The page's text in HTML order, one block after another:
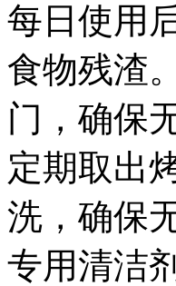
每日使用
食物残渣
门，确保
定期取出
洗，确保
专用清洁